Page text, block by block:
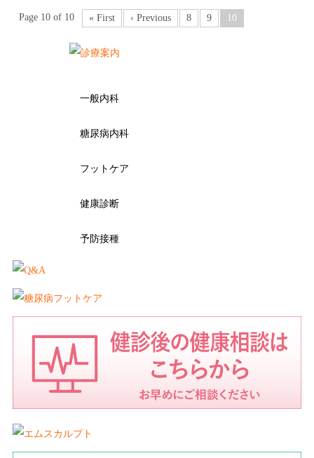
Page 10 of 10 « First ‹ Previous 8 9 10
一般内科
糖尿病内科
フットケア
健康診断
予防接種